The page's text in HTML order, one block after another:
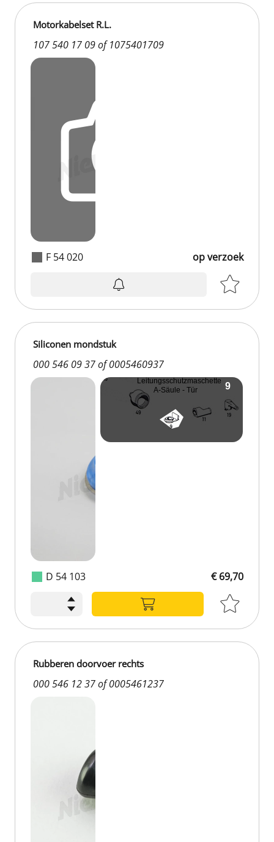
F 54 020
Motorkabelset R.L.
107 540 17 09 of 1075401709
op verzoek
D 54 103
Siliconen mondstuk
000 546 09 37 of 0005460937
€ 69,70
Rubberen doorvoer rechts
000 546 12 37 of 0005461237